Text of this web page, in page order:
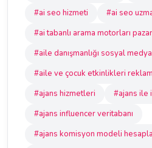
#ai seo hizmeti
#ai seo
#ai tabanlı arama motorları
#aile danışmanlığı sosyal
#aile ve çocuk etkinlikleri
#ajans hizmetleri
#ajans ile
#ajans influencer veritabanı
#ajans komisyon modeli